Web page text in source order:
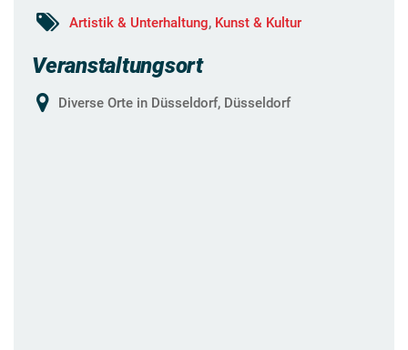
Artistik & Unterhaltung, Kunst & Kultur
Veranstaltungsort
Diverse Orte in Düsseldorf, Düsseldorf